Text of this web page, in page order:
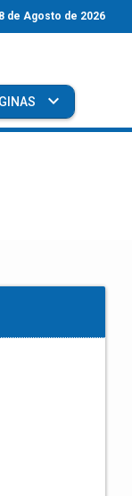
de Agosto de 2026